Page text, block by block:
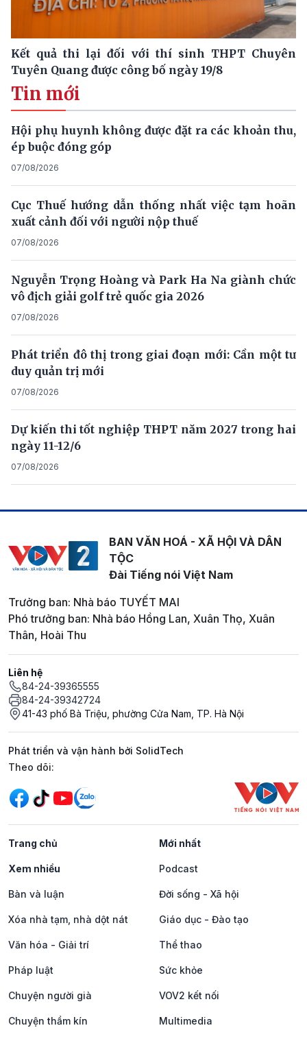
Kết quả thi lại đối với thí sinh THPT Chuyên
Tuyên Quang được công bố ngày 19/8
Tin mới
Hội phụ huynh không được đặt ra các khoản thu,
ép buộc đóng góp
07/08/2026
Cục Thuế hướng dẫn thống nhất việc tạm hoãn
xuất cảnh đối với người nộp thuế
07/08/2026
Nguyễn Trọng Hoàng và Park Ha Na giành chức
vô địch giải golf trẻ quốc gia 2026
07/08/2026
Phát triển đô thị trong giai đoạn mới: Cần một tư
duy quản trị mới
07/08/2026
Dự kiến thi tốt nghiệp THPT năm 2027 trong hai
ngày 11-12/6
07/08/2026
BAN VĂN HOÁ - XÃ HỘI VÀ DÂN
TỘC
Đài Tiếng nói Việt Nam
Trưởng ban: Nhà báo TUYẾT MAI
Phó trưởng ban: Nhà báo Hồng Lan, Xuân Thọ, Xuân
Thân, Hoài Thu
Liên hệ
84-24-39365555
84-24-39342724
41-43 phố Bà Triệu, phường Cửa Nam, TP. Hà Nội
Phát triển và vận hành bởi SolidTech
Mạng xã hội
Theo dõi:
Trang chủ Mới nhất
Xem nhiều Podcast
Bàn và luận Đời sống - Xã hội
Xóa nhà tạm, nhà dột nát Giáo dục - Đào tạo
Văn hóa - Giải trí Thể thao
Pháp luật Sức khỏe
Chuyện người già VOV2 kết nối
Chuyện thầm kín Multimedia